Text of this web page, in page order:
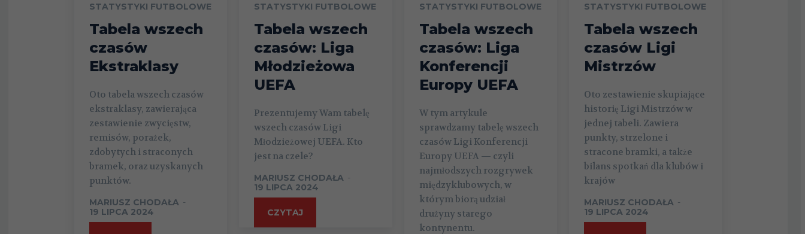
STATYSTYKI FUTBOLOWE
Tabela wszech
czasów
Ekstraklasy
Oto tabela wszech czasów
ekstraklasy, zawierająca
zestawienie zwycięstw,
remisów, porażek,
zdobytych i straconych
bramek, oraz uzyskanych
punktów.
MARIUSZ CHODAŁA -
19 LIPCA 2024
STATYSTYKI FUTBOLOWE
Tabela wszech
czasów: Liga
Młodzieżowa
UEFA
Prezentujemy Wam tabelę
wszech czasów Ligi
Młodzieżowej UEFA. Kto
jest na czele?
MARIUSZ CHODAŁA -
19 LIPCA 2024
CZYTAJ
STATYSTYKI FUTBOLOWE
Tabela wszech
czasów: Liga
Konferencji
Europy UEFA
W tym artykule
sprawdzamy tabelę wszech
czasów Ligi Konferencji
Europy UEFA — czyli
najmłodszych rozgrywek
międzyklubowych, w
którym biorą udział
drużyny starego
kontynentu.
STATYSTYKI FUTBOLOWE
Tabela wszech
czasów Ligi
Mistrzów
Oto zestawienie skupiające
historię Ligi Mistrzów w
jednej tabeli. Zawiera
punkty, strzelone i
stracone bramki, a także
bilans spotkań dla klubów i
krajów
MARIUSZ CHODAŁA -
19 LIPCA 2024